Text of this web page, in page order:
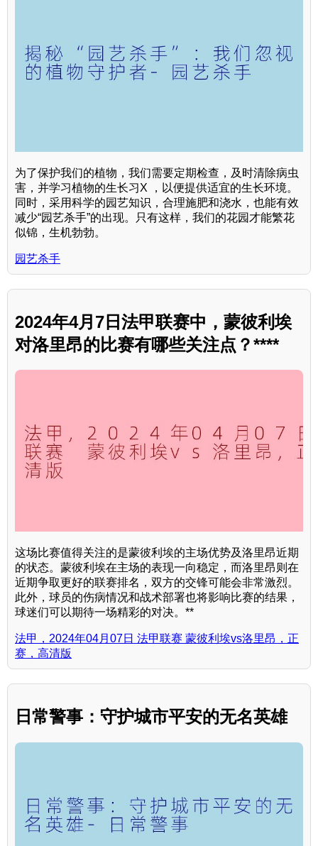
为了保护我们的植物，我们需要定期检查，及时清除病虫
害，并学习植物的生长习X ，以便提供适宜的生长环境。
同时，采用科学的园艺知识，合理施肥和浇水，也能有效
减少“园艺杀手”的出现。只有这样，我们的花园才能繁花
似锦，生机勃勃。
园艺杀手
2024年4月7日法甲联赛中，蒙彼利埃
对洛里昂的比赛有哪些关注点？****
这场比赛值得关注的是蒙彼利埃的主场优势及洛里昂近期
的状态。蒙彼利埃在主场的表现一向稳定，而洛里昂则在
近期争取更好的联赛排名，双方的交锋可能会非常激烈。
此外，球员的伤病情况和战术部署也将影响比赛的结果，
球迷们可以期待一场精彩的对决。**
法甲，2024年04月07日 法甲联赛 蒙彼利埃vs洛里昂，正
赛，高清版
日常警事：守护城市平安的无名英雄